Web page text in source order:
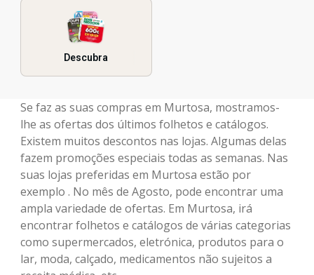
Descubra
Se faz as suas compras em Murtosa, mostramos-
lhe as ofertas dos últimos folhetos e catálogos.
Existem muitos descontos nas lojas. Algumas delas
fazem promoções especiais todas as semanas. Nas
suas lojas preferidas em Murtosa estão por
exemplo . No mês de Agosto, pode encontrar uma
ampla variedade de ofertas. Em Murtosa, irá
encontrar folhetos e catálogos de várias categorias
como supermercados, eletrónica, produtos para o
lar, moda, calçado, medicamentos não sujeitos a